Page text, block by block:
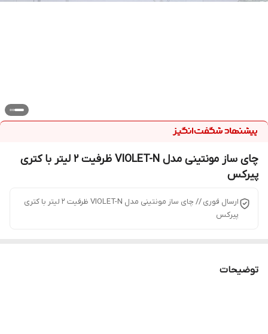
چای ساز مونتینی مدل VIOLET-N ظرفیت ۲ لیتر با کتری
پیرکس
ارسال فوری // چای ساز مونتینی مدل VIOLET-N ظرفیت ۲ لیتر با کتری
پیرکس
توضیحات